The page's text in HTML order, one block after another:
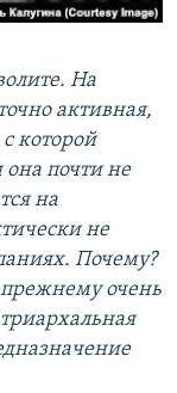
На
активная,
которой
она почти не
на
не
Почему?
очень